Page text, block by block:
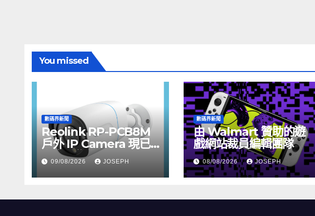
You missed
數碼界新聞
Reolink RP-PCB8M
戶外 IP Camera 現已
上市，售價 HK$722
09/08/2026 JOSEPH
數碼界新聞
由 Walmart 贊助的遊
戲網站裁員編輯團隊
08/08/2026 JOSEPH